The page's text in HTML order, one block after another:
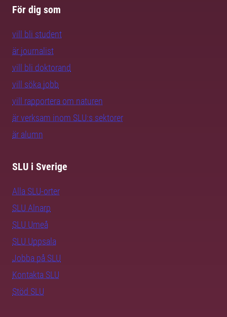
För dig som
vill bli student
är journalist
vill bli doktorand
vill söka jobb
vill rapportera om naturen
är verksam inom SLU:s sektorer
är alumn
SLU i Sverige
Alla SLU-orter
SLU Alnarp
SLU Umeå
SLU Uppsala
Jobba på SLU
Kontakta SLU
Stöd SLU